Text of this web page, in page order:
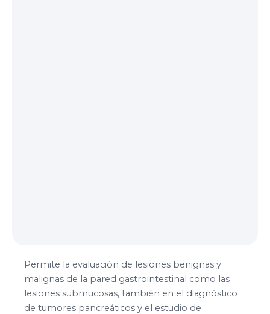
Permite la evaluación de lesiones benignas y
malignas de la pared gastrointestinal como las
lesiones submucosas, también en el diagnóstico
de tumores pancreáticos y el estudio de